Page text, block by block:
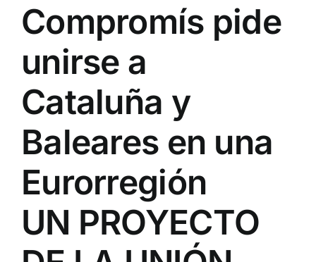
Compromís pide
unirse a
Cataluña y
Baleares en una
Eurorregión
UN PROYECTO